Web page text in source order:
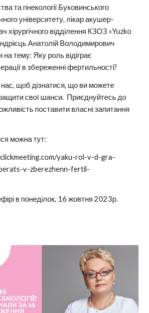
та гінекології Буковинського
університету, лікар акушер-
хірургічного відділення КЗОЗ «Yuzko
Анатолій Володимирович
на тему: Яку роль відіграє
в збереженні фертильності?
щоб дізнатися, що ви можете
свої шанси. Приєднуйтесь до
поставити власні запитання
можна тут:
yaku-rol-v-d-gra-
v-zberezhenn-fertil-
в понеділок, 16 жовтня 2023р.